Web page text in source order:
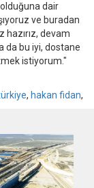
dair
ve buradan
devam
da bu iyi, dostane
istiyorum."
, hakan fidan,